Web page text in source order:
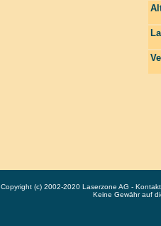
Copyright (c) 2002-2020 Laserzone AG -
Keine Gewähr auf